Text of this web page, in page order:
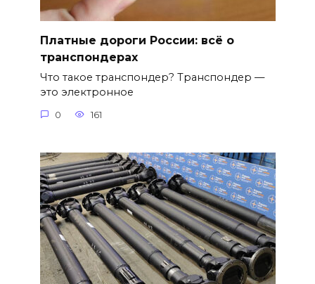
Платные дороги России: всё о
транспондерах
Что такое транспондер? Транспондер —
это электронное
0 161